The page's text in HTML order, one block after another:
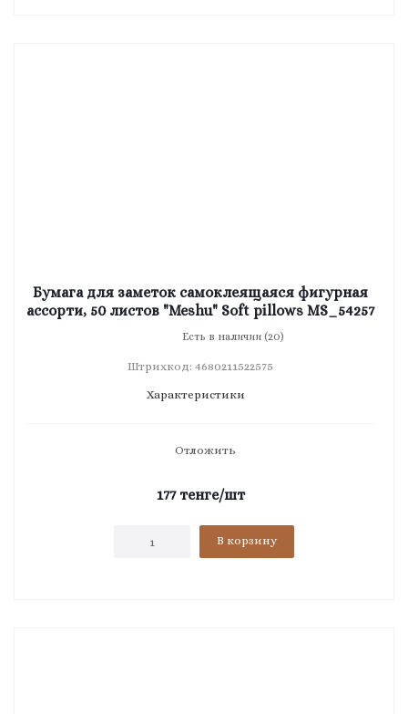
Бумага для заметок самоклеящаяся фигурная
ассорти, 50 листов "Meshu" Soft pillows MS_54257
Есть в наличии (20)
Штрихкод: 4680211522575
Характеристики
Отложить
177тенге/шт
В корзину